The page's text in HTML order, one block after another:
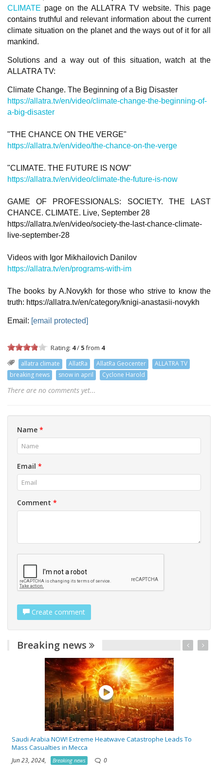
CLIMATE page on the ALLATRA TV website. This page
contains truthful and relevant information about the current
climate situation on the planet and the ways out of it for all
mankind.
Solutions and a way out of this situation, watch at the
ALLATRA TV:
Climate Change. The Beginning of a Big Disaster
https://allatra.tv/en/video/climate-change-the-beginning-of-
a-big-disaster
"THE CHANCE ON THE VERGE"
https://allatra.tv/en/video/the-chance-on-the-verge
"CLIMATE. THE FUTURE IS NOW"
https://allatra.tv/en/video/climate-the-future-is-now
GAME OF PROFESSIONALS: SOCIETY. THE LAST
CHANCE. CLIMATE. Live, September 28
https://allatra.tv/en/video/society-the-last-chance-climate-
live-september-28
Videos with Igor Mikhailovich Danilov
https://allatra.tv/en/programs-with-im
The books by A.Novykh for those who strive to know the
truth: https://allatra.tv/en/category/knigi-anastasii-novykh
Email: [email protected]
Rating: 4/ 5from 4
allatra climate AllatRa AllatRa Geocenter
ALLATRA TV
breaking news
snow in april Cyclone Harold
There are no comments yet...
Name *
Email *
Comment *
Create comment
Breaking news
Saudi Arabia NOW! Extreme Heatwave Catastrophe Leads To
Mass Casualties in Mecca
Jun 23, 2024, Breaking news 0